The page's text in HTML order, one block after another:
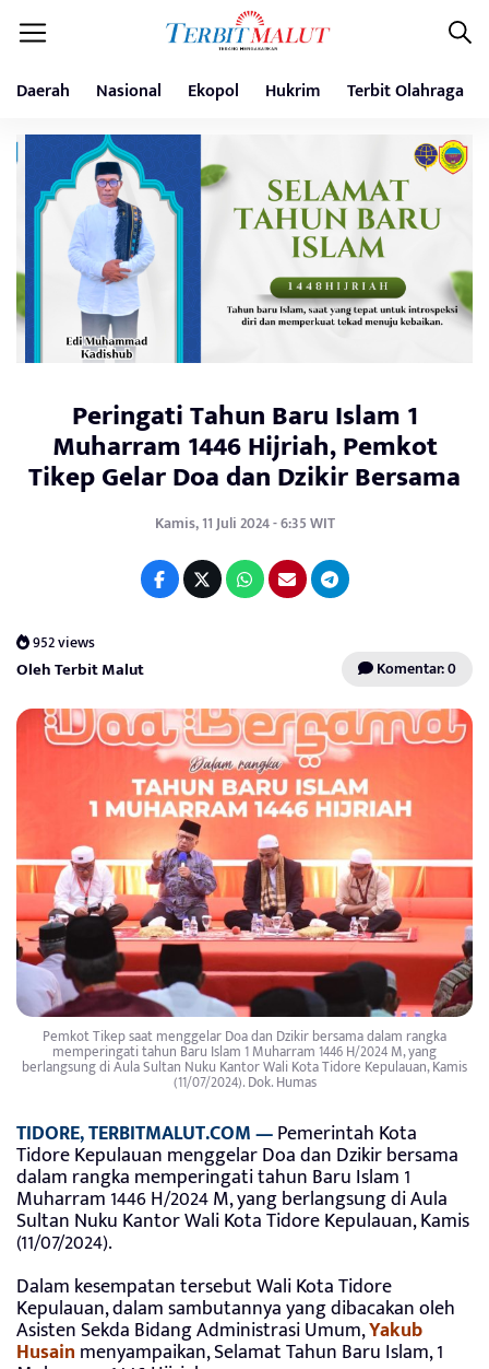
Daerah Nasional Ekopol Hukrim Terbit Olahraga
Peringati Tahun Baru Islam 1
Muharram 1446 Hijriah, Pemkot
Tikep Gelar Doa dan Dzikir Bersama
Kamis, 11 Juli 2024 - 6:35 WIT
952 views
Oleh Terbit Malut Komentar: 0
Pemkot Tikep saat menggelar Doa dan Dzikir bersama dalam rangka
memperingati tahun Baru Islam 1 Muharram 1446 H/2024 M, yang
berlangsung di Aula Sultan Nuku Kantor Wali Kota Tidore Kepulauan, Kamis
(11/07/2024). Dok. Humas
TIDORE, TERBITMALUT.COM —Pemerintah Kota
Tidore Kepulauan menggelar Doa dan Dzikir bersama
dalam rangka memperingati tahun Baru Islam 1
Muharram 1446 H/2024 M, yang berlangsung di Aula
Sultan Nuku Kantor Wali Kota Tidore Kepulauan, Kamis
(11/07/2024).
Dalam kesempatan tersebut Wali Kota Tidore
Kepulauan, dalam sambutannya yang dibacakan oleh
Asisten Sekda Bidang Administrasi Umum,Yakub
Husain menyampaikan, Selamat Tahun Baru Islam, 1